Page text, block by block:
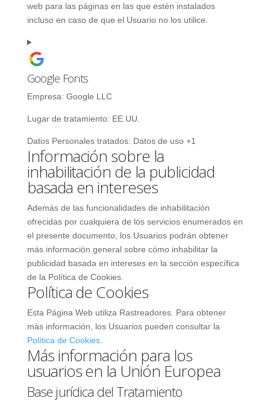
web para las páginas en las que estén instalados
incluso en caso de que el Usuario no los utilice.
Google Fonts
Empresa: Google LLC
Lugar de tratamiento: EE.UU.
Datos Personales tratados: Datos de uso +1
Información sobre la
inhabilitación de la publicidad
basada en intereses
Además de las funcionalidades de inhabilitación
ofrecidas por cualquiera de los servicios enumerados en
el presente documento, los Usuarios podrán obtener
más información general sobre cómo inhabilitar la
publicidad basada en intereses en la sección específica
de la Política de Cookies.
Política de Cookies
Esta Página Web utiliza Rastreadores. Para obtener
más información, los Usuarios pueden consultar la
Política de Cookies.
Más información para los
usuarios en la Unión Europea
Base jurídica del Tratamiento